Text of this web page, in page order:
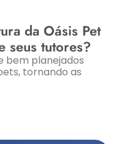
da Oásis Pet
seus tutores?
bem planejados
tornando as